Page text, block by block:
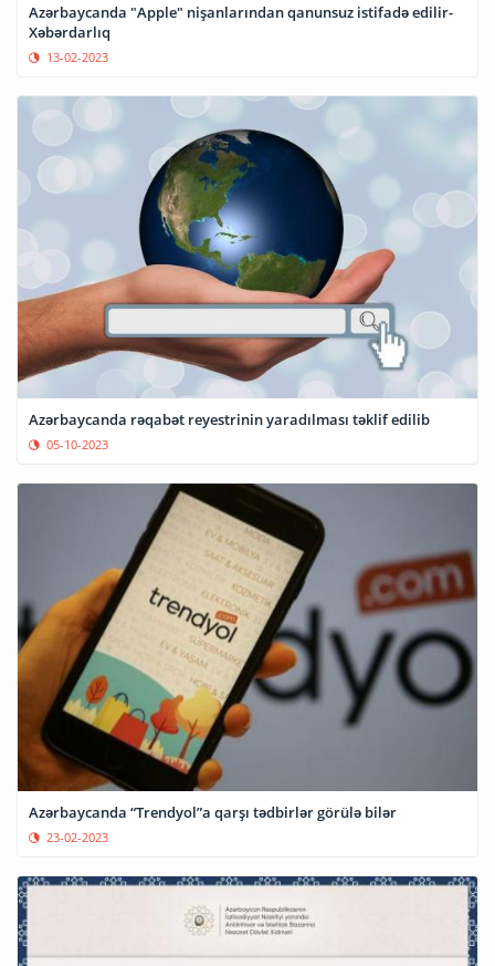
Azərbaycanda "Apple" nişanlarından qanunsuz istifadə edilir-
Xəbərdarlıq
13-02-2023
Azərbaycanda rəqabət reyestrinin yaradılması təklif edilib
05-10-2023
Azərbaycanda “Trendyol”a qarşı tədbirlər görülə bilər
23-02-2023